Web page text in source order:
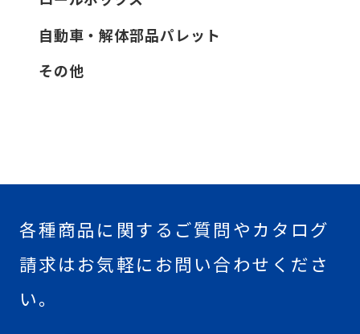
自動車・解体部品パレット
その他
各種商品に関するご質問やカタログ
請求はお気軽にお問い合わせくださ
い。